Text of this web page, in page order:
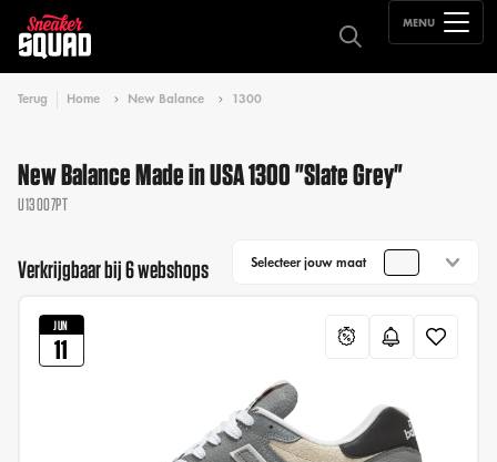
MENU
Terug Home New Balance 1300
New Balance Made in USA 1300 "Slate Grey"
U13007PT
Verkrijgbaar bij 6 webshops Selecteer jouw maat
JUN
11